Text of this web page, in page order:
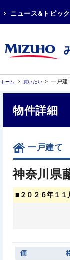
ニュース&トピッ
ホーム > 買いたい > 一戸建
物件詳細
一戸建て
神奈川県
■２０２６年１１
価